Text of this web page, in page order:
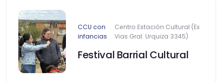
CCU con
infancias
Centro Estación Cultural (Ex
Vias Gral. Urquiza 3345)
Festival Barrial Cultural